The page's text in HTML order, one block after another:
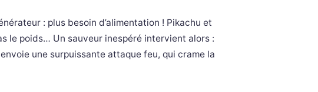
: plus besoin d’alimentation ! Pikachu et
le poids… Un sauveur inespéré intervient alors :
envoie une surpuissante attaque feu, qui crame la